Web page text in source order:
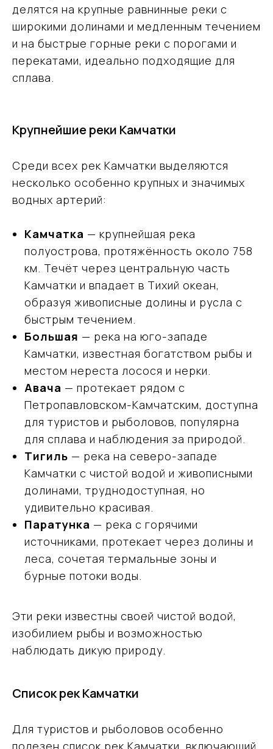
делятся на крупные равнинные реки с
широкими долинами и медленным течением
и на быстрые горные реки с порогами и
перекатами, идеально подходящие для
сплава.
Крупнейшие реки Камчатки
Среди всех рек Камчатки выделяются
несколько особенно крупных и значимых
водных артерий:
Камчатка — крупнейшая река
полуострова, протяжённость около 758
км. Течёт через центральную часть
Камчатки и впадает в Тихий океан,
образуя живописные долины и русла с
быстрым течением.
Большая — река на юго-западе
Камчатки, известная богатством рыбы и
местом нереста лосося и нерки.
Авача — протекает рядом с
Петропавловском-Камчатским, доступна
для туристов и рыболовов, популярна
для сплава и наблюдения за природой.
Тигиль — река на северо-западе
Камчатки с чистой водой и живописными
долинами, труднодоступная, но
удивительно красивая.
Паратунка — река с горячими
источниками, протекает через долины и
леса, сочетая термальные зоны и
бурные потоки воды.
Эти реки известны своей чистой водой,
изобилием рыбы и возможностью
наблюдать дикую природу.
Список рек Камчатки
Для туристов и рыболовов особенно
полезен список рек Камчатки, включающий